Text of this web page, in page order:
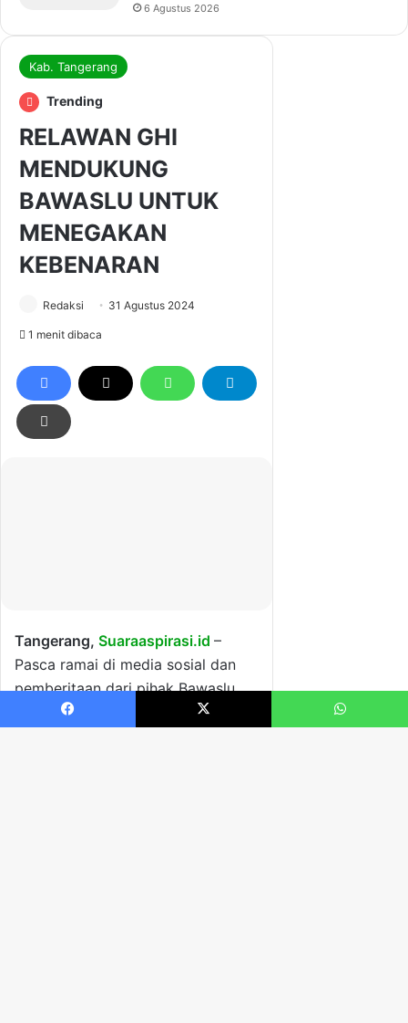
6 Agustus 2026
Facebook X WhatsApp